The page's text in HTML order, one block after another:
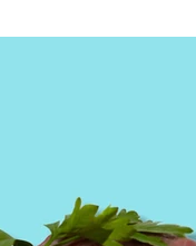
da Mulher dentro